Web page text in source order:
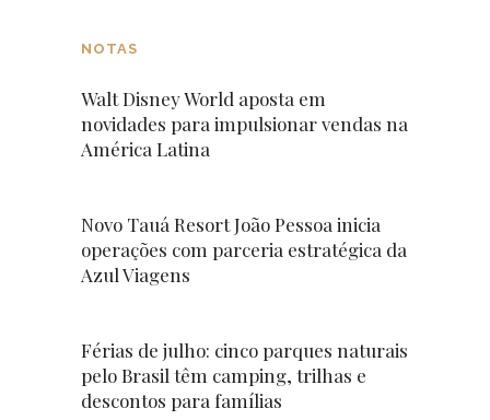
NOTAS
Walt Disney World aposta em
novidades para impulsionar vendas na
América Latina
Novo Tauá Resort João Pessoa inicia
operações com parceria estratégica da
Azul Viagens
Férias de julho: cinco parques naturais
pelo Brasil têm camping, trilhas e
descontos para famílias